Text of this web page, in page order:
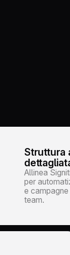
Struttura
Allinea
per
e
team.